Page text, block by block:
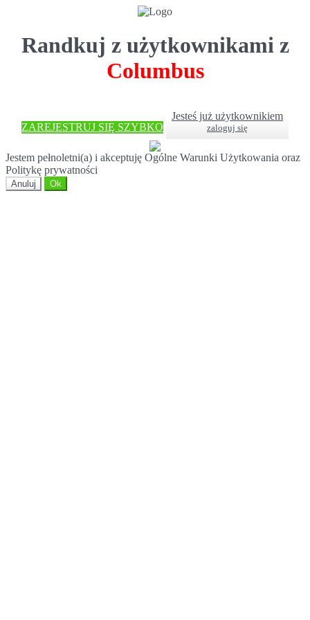
Randkuj z użytkownikami z
Columbus
ZAREJESTRUJ SIĘ SZYBKO
Jesteś już użytkownikiem
zaloguj się
Jestem pełnoletni(a) i akceptuję Ogólne Warunki Użytkowania oraz
Politykę prywatności
Anuluj Ok